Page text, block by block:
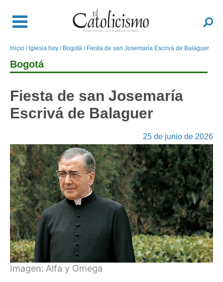
contenido
Buscar
Sobrescribir
enlaces
de
a
la
Inicio Iglesia hoy Bogotá Fiesta de san Josemaría Escrivá de Balaguer
Bogotá
Fiesta de san Josemaría
Escrivá de Balaguer
25 de junio de 2026
Imagen: Alfa y Omega